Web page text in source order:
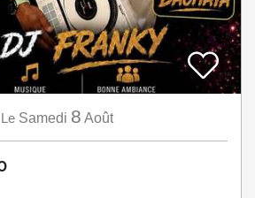
Le Samedi 8 Août